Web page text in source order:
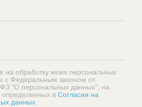
на обработку моих персональных
с Федеральным законом от
"О персональных данных", на
определенных в Согласии на
данных.